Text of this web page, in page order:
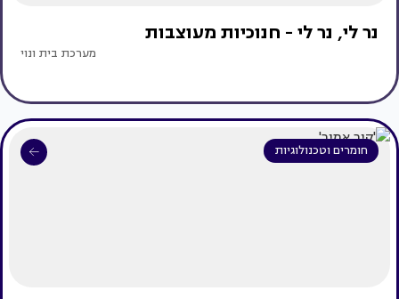
נר לי, נר לי - חנוכיות מעוצבות
מערכת בית ונוי
חומרים וטכנולוגיות